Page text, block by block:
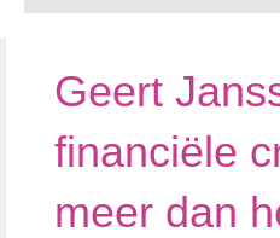
Geert
financiële
meer dan